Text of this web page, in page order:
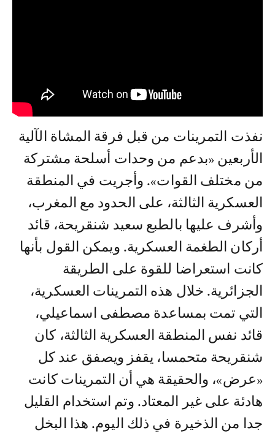
نفذت التمرينات من قبل فرقة المشاة الآلية
الأربعين «بدعم من وحدات أسلحة مشتركة
من مختلف القوات». وأجريت في المنطقة
العسكرية الثالثة، على الحدود مع المغرب،
وأشرف عليها بالطبع سعيد شنقريحة، قائد
أركان الطغمة العسكرية. ويمكن القول بأنها
كانت استعراضا للقوة على الطريقة
الجزائرية. خلال هذه التمرينات العسكرية،
التي تمت بمساعدة مصطفى اسماعيلي،
قائد نفس المنطقة العسكرية الثالثة، كان
شنقريحة متحمسا، يقفز ويصفق عند كل
«عرض»، والحقيقة هي أن التمرينات كانت
هادئة على غير المعتاد. وتم استخدام القليل
جدا من الذخيرة في ذلك اليوم. هذا البخل